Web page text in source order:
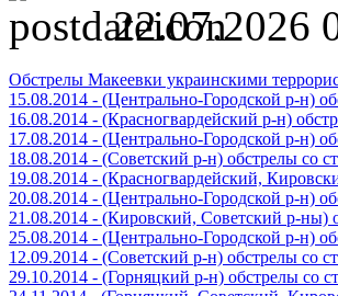
22.07.2026
Обстрелы Макеевки украинскими
15.08.2014 - (Центрально-Городской р-н)
16.08.2014 - (Красногвардейский р-н)
17.08.2014 - (Центрально-Городской р-н)
18.08.2014 - (Советский р-н) обстрелы со
19.08.2014 - (Красногвардейский,
20.08.2014 - (Центрально-Городской р-н)
21.08.2014 - (Кировский, Советский р-ны)
25.08.2014 - (Центрально-Городской р-н)
12.09.2014 - (Советский р-н) обстрелы со
29.10.2014 - (Горняцкий р-н) обстрелы со